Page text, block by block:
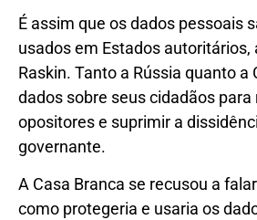
É assim que os dados pessoais
usados em Estados autoritários,
Raskin. Tanto a Rússia quanto a
dados sobre seus cidadãos para
opositores e suprimir a
governante.
A Casa Branca se recusou a
como protegeria e usaria os